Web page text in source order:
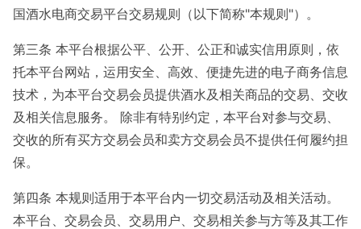
国酒水电商交易平台交易规则（以下简称"本规则"）。
第三条 本平台根据公平、公开、公正和诚实信用原则，依
托本平台网站，运用安全、高效、便捷先进的电子商务信息
技术，为本平台交易会员提供酒水及相关商品的交易、交收
及相关信息服务。 除非有特别约定，本平台对参与交易、
交收的所有买方交易会员和卖方交易会员不提供任何履约担
保。
第四条 本规则适用于本平台内一切交易活动及相关活动。
本平台、交易会员、交易用户、交易相关参与方等及其工作